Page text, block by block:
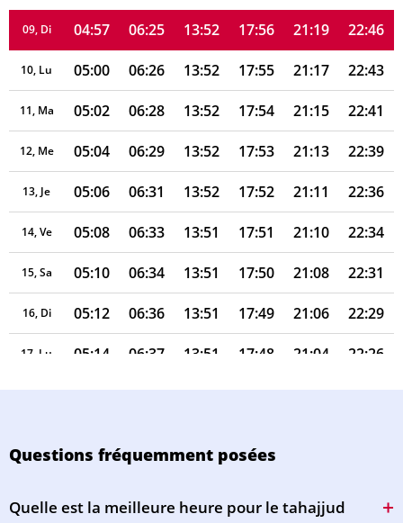
09, Di 04:57 06:25 13:52 17:56 21:19 22:46
10, Lu 05:00 06:26 13:52 17:55 21:17 22:43
11, Ma 05:02 06:28 13:52 17:54 21:15 22:41
12, Me 05:04 06:29 13:52 17:53 21:13 22:39
13, Je 05:06 06:31 13:52 17:52 21:11 22:36
14, Ve 05:08 06:33 13:51 17:51 21:10 22:34
15, Sa 05:10 06:34 13:51 17:50 21:08 22:31
16, Di 05:12 06:36 13:51 17:49 21:06 22:29
17, Lu 05:14 06:37 13:51 17:48 21:04 22:26
18, Ma 05:16 06:39 13:51 17:47 21:02 22:24
21, Ve 05:22 06:43 13:50 17:44 20:56
Questions fréquemment posées
Quelle est la meilleure heure pour le tahajjud